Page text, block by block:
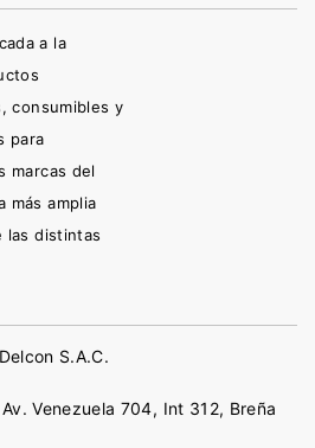
a la
consumibles y
para
marcas del
más amplia
las distintas
S.A.C.
Venezuela 704, Int 312, Breña